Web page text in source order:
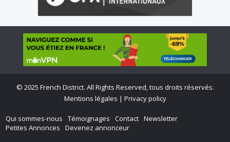
© 2025 French District. All Rights Reserved, tous droits réservés.
Mentions légales | Privacy policy
Qui sommes-nous Témoignages Contact Newsletter
Petites Annonces
Devenez annonceur